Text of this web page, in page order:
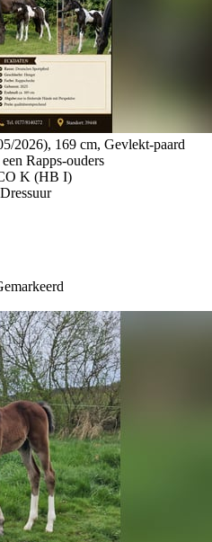
2026), 169 cm, Gevlekt-paard
Rapps-ouders
K (HB I)